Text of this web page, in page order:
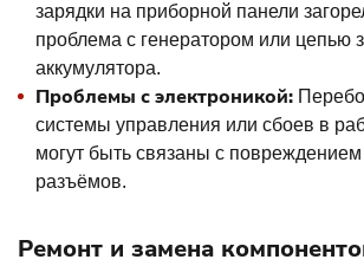
зарядки на приборной панели
проблема с генератором или цепью
аккумулятора.
Проблемы с электроникой:
системы управления или сбоев в
могут быть связаны с
разъёмов.
Ремонт и замена